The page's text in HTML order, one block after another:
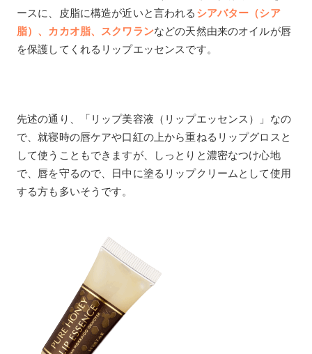
ースに、皮脂に構造が近いと言われるシアバター（シア
脂）、カカオ脂、スクワランなどの天然由来のオイルが唇
を保護してくれるリップエッセンスです。
先述の通り、「リップ美容液（リップエッセンス）」なの
で、就寝時の唇ケアや口紅の上から重ねるリップグロスと
して使うこともできますが、しっとりと濃密なつけ心地
で、唇を守るので、日中に塗るリップクリームとして使用
する方も多いそうです。